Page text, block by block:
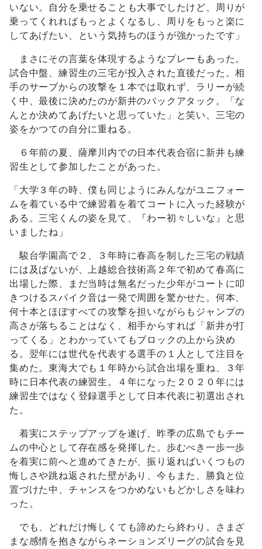
いない。自分を乗せることも大事でしたけど、周りが
乗ってくれればもっとよくなるし、周りをもっと楽に
してあげたい、という気持ちのほうが強かったです」
まさにその言葉を体現するようなプレーもあった。
試合中盤、練習生の三宅が投入された直後だった。相
手のサーブからの攻撃を１本では取れず、ラリーが続
く中、最後に決めたのが新井のバックアタック。「な
んとか決めてあげたいと思っていた」と笑い、三宅の
姿をかつての自分に重ねる。
６年前の夏、薩摩川内での日本代表合宿に新井も練
習生として参加したことがあった。
「大学３年の時、僕も同じようにみんながユニフォー
ムを着ている中で練習着を着てコートに入った経験が
ある。三宅くんの姿を見て、『わー初々しいな』と思
いましたね」
駿台学園高で２、３年時に春高を制した三宅の戦績
には及ばないが、上越総合技術高２年で初めて春高に
出場した際、まだ当時は無名だった少年がコートに叩
きつけるスパイク音は一発で周囲を驚かせた。何本、
何十本とほぼすべての攻撃を担いながらもジャンプの
高さが落ちることはなく、相手からすれば「新井が打
ってくる」とわかっていてもブロックの上から決め
る。翌年には世代を代表する選手の１人として注目を
集めた。東海大でも１年時から試合出場を重ね、３年
時に日本代表の練習生。４年になった２０２０年には
練習生ではなく登録選手として日本代表に初選出され
た。
着実にステップアップを遂げ、昨季の広島でもチー
ムの中心として存在感を発揮した。歩むべき一歩一歩
を着実に前へと進めてきたが、振り返ればいくつもの
悔しさや跳ね返された壁があり、今もまた、勝負と位
置づけた中、チャンスをつかめないもどかしさを味わ
った。
でも、どれだけ悔しくても諦めたら終わり。さまざ
まな感情を抱きながらネーションズリーグの試合を見